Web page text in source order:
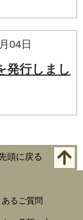
04日
発行しまし
頭に戻る
あるご質問